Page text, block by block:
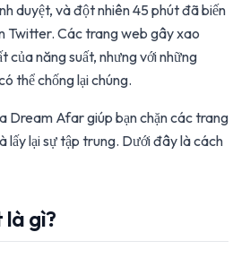
duyệt, và đột nhiên 45 phút đã biến
Twitter. Các trang web gây xao
của năng suất, nhưng với những
thể chống lại chúng.
Dream Afar giúp bạn chặn các trang
lấy lại sự tập trung. Dưới đây là cách
là gì?